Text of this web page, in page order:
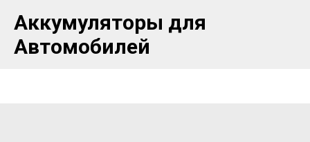
Аккумуляторы для
Автомобилей